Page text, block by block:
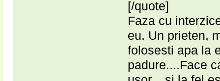
[/quote]
Faza cu
eu. Un prieten,
folosesti apa la
padure....Face